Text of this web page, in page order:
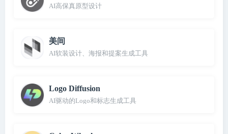
AI高保真原型设计
美间
AI软装设计、海报和提案生成工具
Logo Diffusion
AI驱动的Logo和标志生成工具